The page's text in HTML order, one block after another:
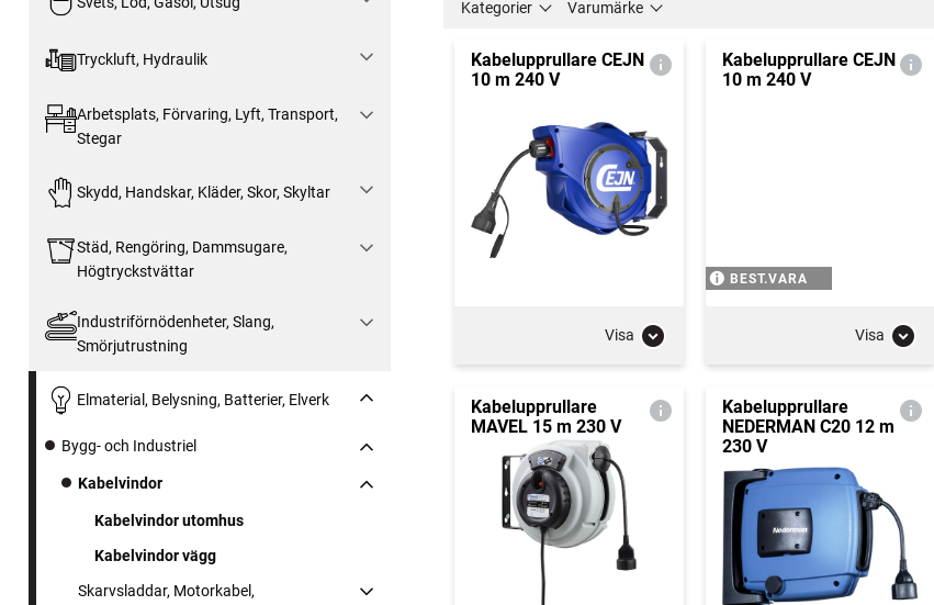
Tryckluft, Hydraulik
Arbetsplats, Förvaring, Lyft, Transport,
Stegar
Skydd, Handskar, Kläder, Skor, Skyltar
Städ, Rengöring, Dammsugare,
Högtryckstvättar
Industriförnödenheter, Slang,
Smörjutrustning
Elmaterial, Belysning, Batterier, Elverk
Bygg- och Industriel
Kabelvindor
Kabelvindor utomhus
Kabelvindor vägg
Skarvsladdar, Motorkabel,
Kategorier Varumärke
Kabelupprullare CEJN
10 m 240 V
Visa
Kabelupprullare CEJN
10 m 240 V
BEST.VARA
Visa
Kabelupprullare
MAVEL 15 m 230 V
Kabelupprullare
NEDERMAN C20 12 m
230 V